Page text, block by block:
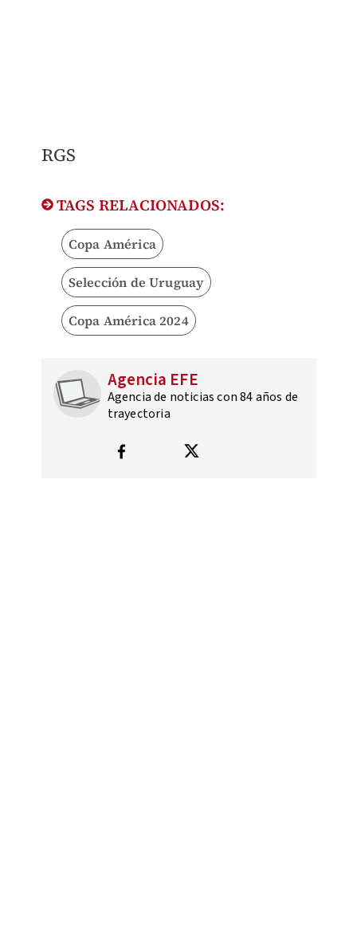
RGS
TAGS RELACIONADOS:
Copa América
Selección de Uruguay
Copa América 2024
Agencia EFE
Agencia de noticias con 84 años de
trayectoria